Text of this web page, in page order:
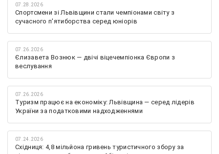
07.28.2026
Спортсмени зі Львівщини стали чемпіонами світу з
сучасного п'ятиборства серед юніорів
07.26.2026
Єлизавета Вознюк — двічі віцечемпіонка Європи з
веслування
07.26.2026
Туризм працює на економіку: Львівщина — серед лідерів
України за податковими надходженнями
07.24.2026
Східниця: 4,8 мільйона гривень туристичного збору за